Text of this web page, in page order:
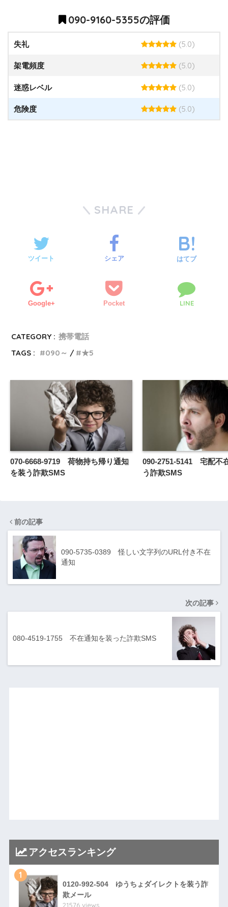
090-9160-5355の評価
失礼 (5.0)
架電頻度 (5.0)
迷惑レベル (5.0)
危険度 (5.0)
SHARE
ツイート シェア はてブ
Google+ Pocket LINE
CATEGORY : 携帯電話
TAGS :
090～ ★5
070-6668-9719 荷物持ち帰り通知
を装う詐欺SMS
090-2751-5141 宅配不
う詐欺SMS
前の記事
090-5735-0389 怪しい文字列のURL付き不在
通知
次の記事
080-4519-1755 不在通知を装った詐欺SMS
アクセスランキング
1
0120-992-504 ゆうちょダイレクトを装う詐
欺メール
21576 views